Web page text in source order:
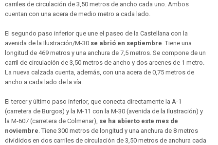
carriles de circulación de 3,50 metros de ancho cada uno. Ambos
cuentan con una acera de medio metro a cada lado.
El segundo paso inferior que une el paseo de la Castellana con la
avenida de la Ilustración/M-30 se abrió en septiembre. Tiene una
longitud de 469 metros y una anchura de 7,5 metros. Se compone de un
carril de circulación de 3,50 metros de ancho y dos arcenes de 1 metro.
La nueva calzada cuenta, además, con una acera de 0,75 metros de
ancho a cada lado de la vía.
El tercer y último paso inferior, que conecta directamente la A-1
(carretera de Burgos) y la M-11 con la M-30 (avenida de la Ilustración) y
la M-607 (carretera de Colmenar), se ha abierto este mes de
noviembre. Tiene 300 metros de longitud y una anchura de 8 metros
divididos en dos carriles de circulación de 3,50 metros de anchura cada